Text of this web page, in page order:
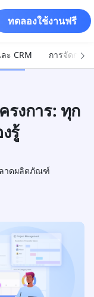
ทดลองใช้งานฟรี
ะ CRM การจัดการ
รงการ: ทุก
รู้
าดผลิตภัณฑ์